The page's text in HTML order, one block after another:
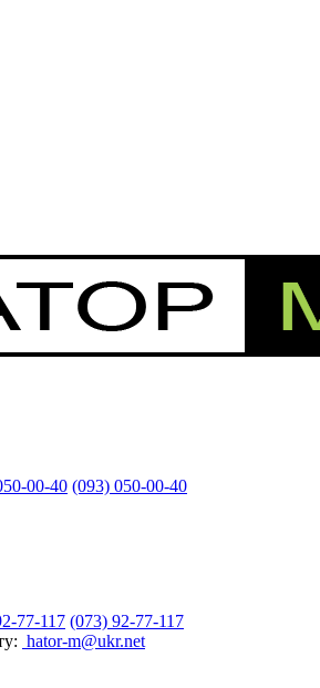
00-40 (093) 050-00-40
77-117 (073) 92-77-117
hator-m@ukr.net